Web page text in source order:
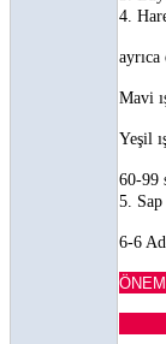
4.
Mavi
Yeşil
60-99
5.
6-6